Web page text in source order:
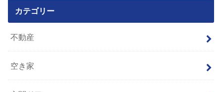
カテゴリー
不動産
空き家